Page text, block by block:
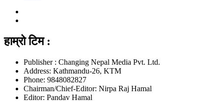
हाम्रो टिम :
Publisher : Changing Nepal Media Pvt. Ltd.
Address: Kathmandu-26, KTM
Phone: 9848082827
Chairman/Chief-Editor: Nirpa Raj Hamal
Editor: Pandav Hamal